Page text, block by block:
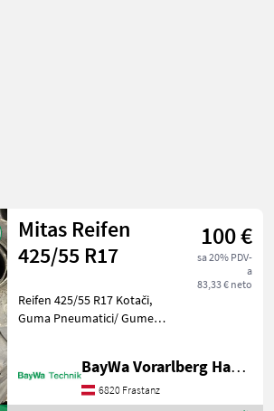
Mitas Reifen
425/55 R17
100 €
sa 20% PDV-
a
83,33 € neto
Reifen 425/55 R17 Kotači,
Guma Pneumatici/ Gume/
BayWa Vorarlberg HandelsGmbH BayWa Technik
6820 Frastanz